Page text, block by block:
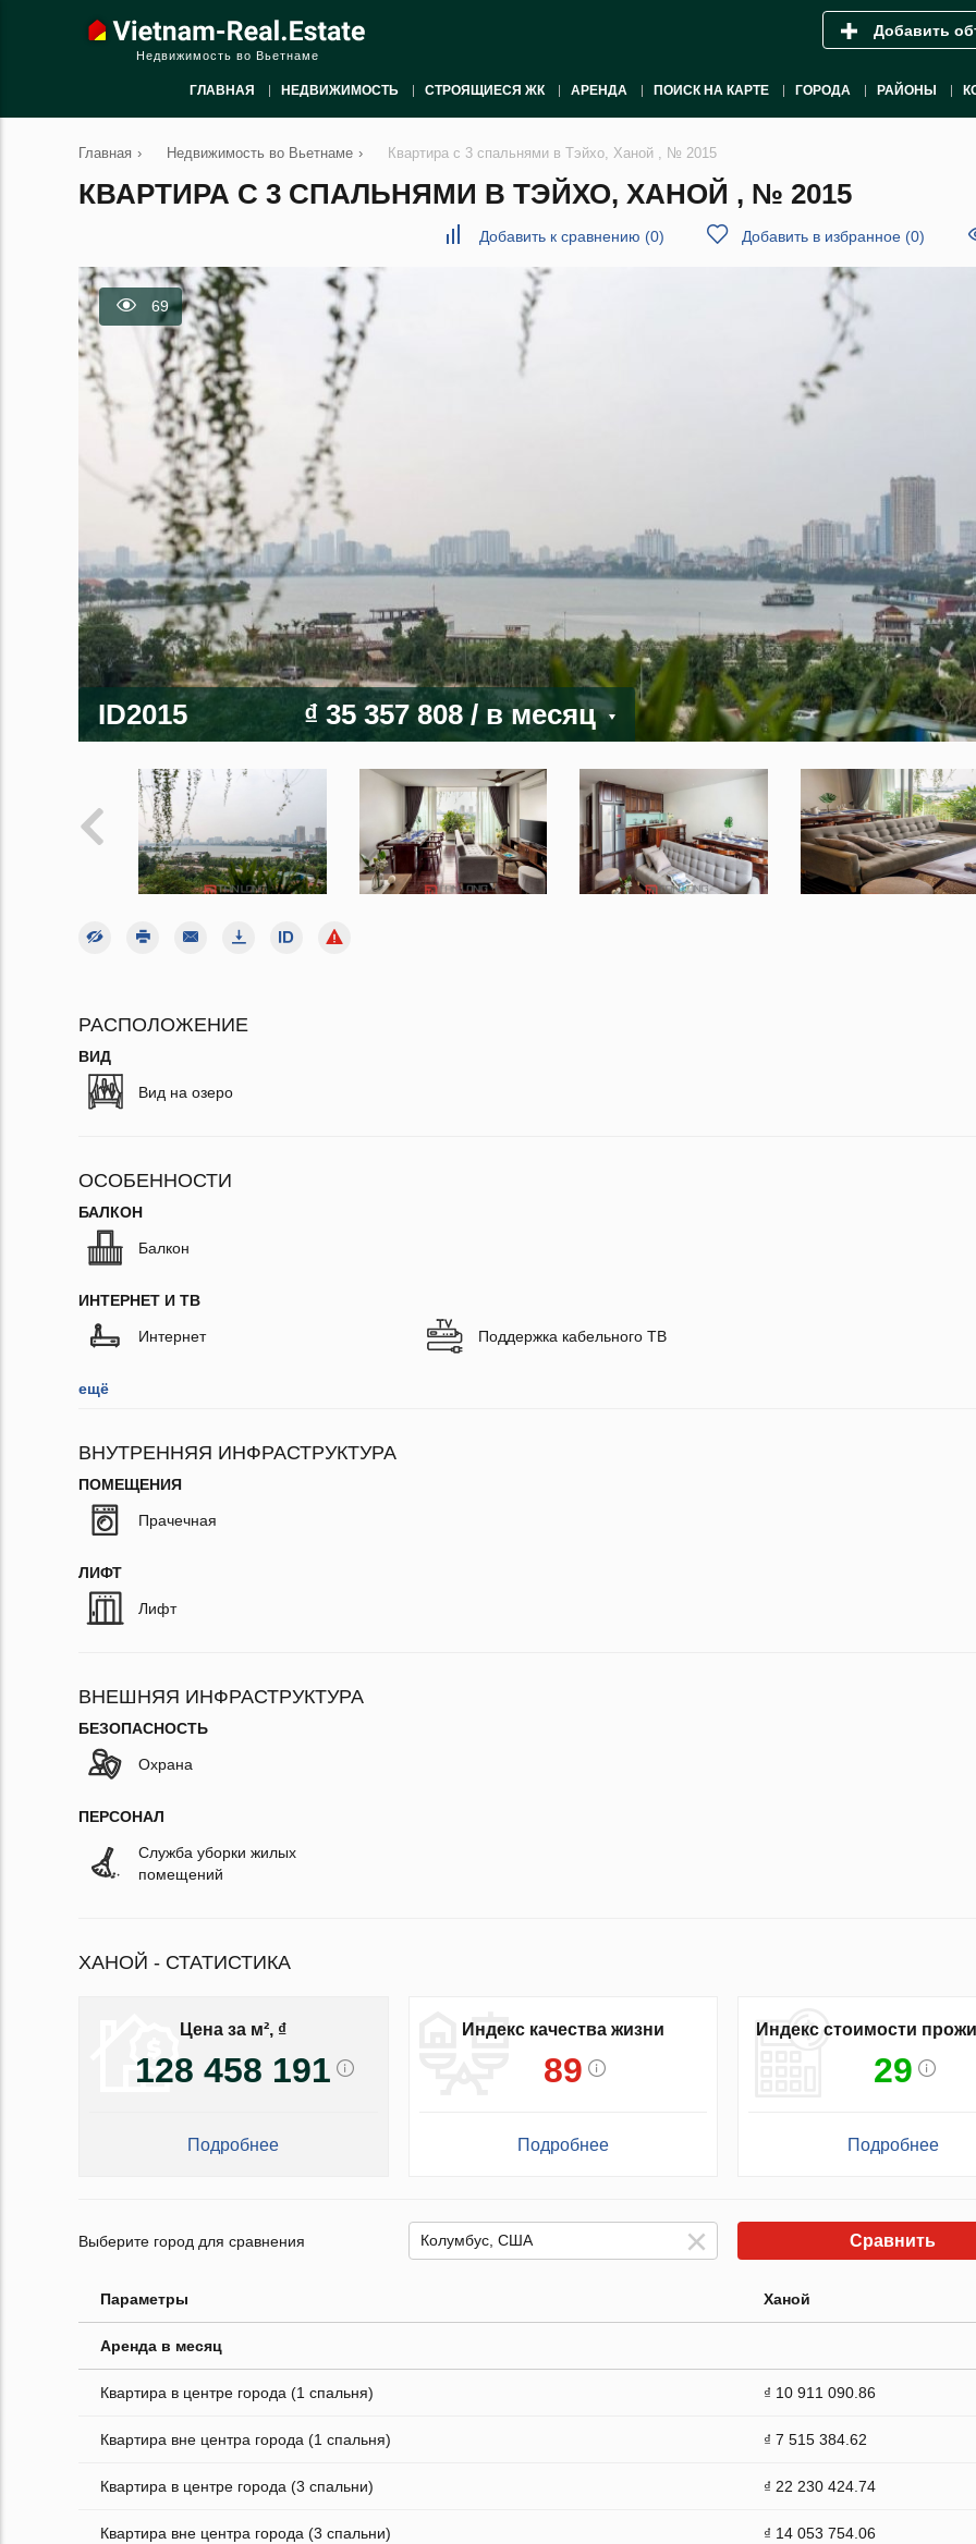
Недвижимость во Вьетнаме
Добавить
ГЛАВНАЯ НЕДВИЖИМОСТЬ СТРОЯЩИЕСЯ ЖК АРЕНДА ПОИСК НА КАРТЕ ГОРОДА РАЙОНЫ
Главная › Недвижимость во Вьетнаме › Квартира с 3 спальнями в Тэйхо, Ханой , № 2015
КВАРТИРА С 3 СПАЛЬНЯМИ В ТЭЙХО, ХАНОЙ , № 2015
Добавить к сравнению (0) Добавить в избранное (0)
69
ID2015 ₫ 35 357 808 / в месяц
РАСПОЛОЖЕНИЕ
ВИД
Вид на озеро
ОСОБЕННОСТИ
БАЛКОН
Балкон
ИНТЕРНЕТ И ТВ
Интернет Поддержка кабельного ТВ
ещё
ВНУТРЕННЯЯ ИНФРАСТРУКТУРА
ПОМЕЩЕНИЯ
Прачечная
ЛИФТ
Лифт
ВНЕШНЯЯ ИНФРАСТРУКТУРА
БЕЗОПАСНОСТЬ
Охрана
ПЕРСОНАЛ
Служба уборки жилых
помещений
ХАНОЙ - СТАТИСТИКА
Цена за м², ₫
128 458 191
Подробнее
Индекс качества жизни
89
Подробнее
Индекс стоимости
29
Подробнее
Выберите город для сравнения Сравнить
Параметры Ханой
Аренда в месяц
Квартира в центре города (1 спальня) ₫ 10 911 090.86
Квартира вне центра города (1 спальня) ₫ 7 515 384.62
Квартира в центре города (3 спальни) ₫ 22 230 424.74
Квартира вне центра города (3 спальни) ₫ 14 053 754.06